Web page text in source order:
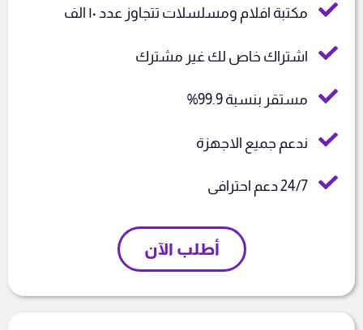
مكتبة افلام ومسلسلات تتجاوز عدد ١٠ الف
اشتراك خاص لك غير مشترك
مستقر بنسبة 99.9%
ندعم جميع الاجهزة
24/7 دعم احترافى
أطلب الآن